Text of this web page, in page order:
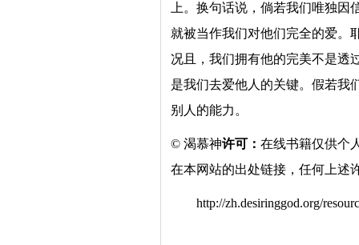
上。换句话说，倘若我们唯独
就被当作我们对他们完全的爱。
况且，我们拥有他的完美不是透
是我们去爱他人的关键。假若我
别人的能力。
© 渴慕神许可： 在线书籍仅供个
在本网站的出处链接，任何上述
http://zh.desiringgod.org/